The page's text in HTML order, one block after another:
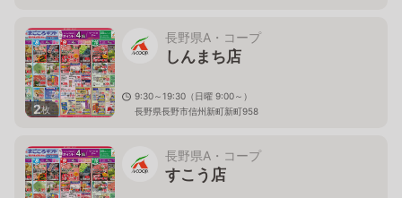
2枚
長野県A・コープ
しんまち店
9:30～19:30（日曜 9:00～）
長野県長野市信州新町新町958
長野県A・コープ
すこう店